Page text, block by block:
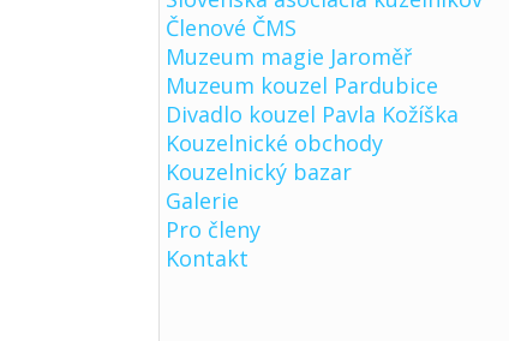
Členové ČMS
Muzeum magie Jaroměř
Muzeum kouzel Pardubice
Divadlo kouzel Pavla Kožíška
Kouzelnické obchody
Kouzelnický bazar
Galerie
Pro členy
Kontakt